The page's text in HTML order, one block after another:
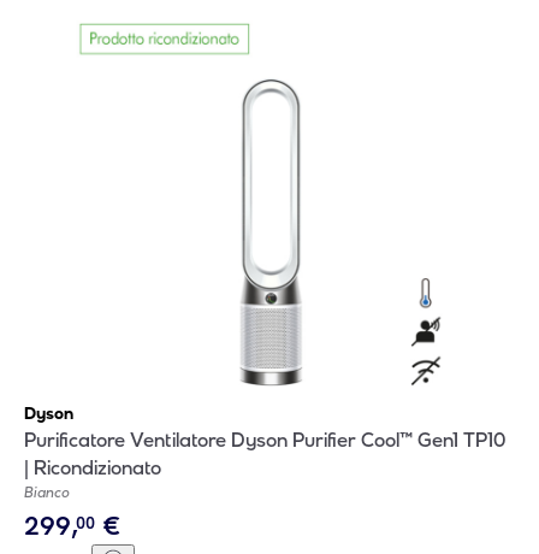
Dyson
Purificatore Ventilatore Dyson Purifier Cool™ Gen1 TP10
| Ricondizionato
Bianco
299,00 €